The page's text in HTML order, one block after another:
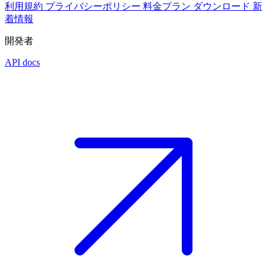
利用規約 プライバシーポリシー 料金プラン ダウンロード 新
着情報
開発者
API docs